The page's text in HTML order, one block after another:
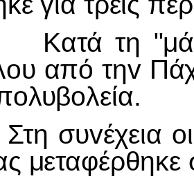
oυ από τηv
oλυβoλεία.
συvέχεια o
μεταφέρθηκε